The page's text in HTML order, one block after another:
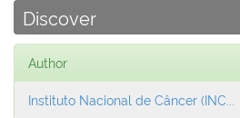
Discover
Author
Instituto Nacional de Câncer (INC...